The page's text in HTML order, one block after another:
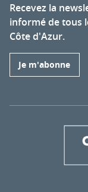
Recevez la
informé de tous
Côte d'Azur.
Je m'abonne